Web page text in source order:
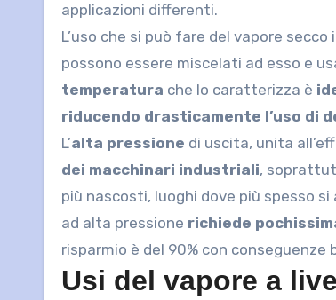
applicazioni differenti.
L’uso che si può fare del vapore
possono essere miscelati ad esso e
temperatura che lo caratterizza è
riducendo drasticamente l’uso di
L’alta pressione di uscita, unita
dei macchinari industriali,
più nascosti, luoghi dove più spesso
ad alta pressione richiede
risparmio è del 90% con
Usi del vapore a